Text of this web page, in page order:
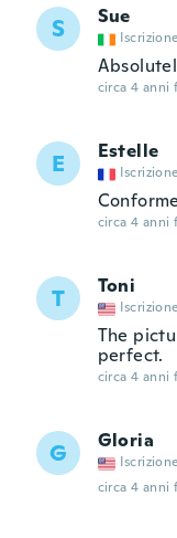
S Sue
circa 4 anni
E Estelle
circa 4 anni
T Toni
The
perfect.
circa 4 anni
G Gloria
circa 4 anni